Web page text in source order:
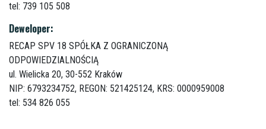
tel: 739 105 508
Deweloper:
RECAP SPV 18 SPÓŁKA Z OGRANICZONĄ
ODPOWIEDZIALNOŚCIĄ
ul. Wielicka 20, 30-552 Kraków
NIP: 6793234752, REGON: 521425124, KRS: 0000959008
tel: 534 826 055